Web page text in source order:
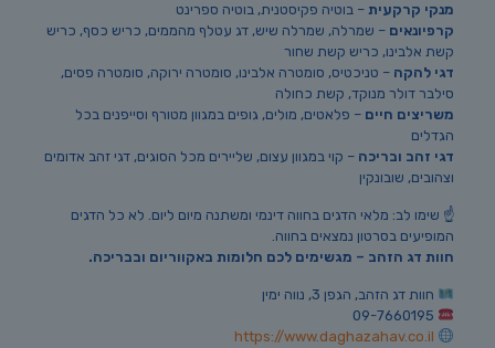
מנקי קרקעית– בוטיה פקיסטנית, בוטיה ספרינט
קרפיונאים – שמרלה, שמרלה שיש, דג עטלף מהממים, כריש כסף, כריש
קשת אלבינו, כריש קשת שחור
דגי להקה – טניכטיס, סומטרה אלבינו, סומטרה ירוקה, סומטרה פסים,
סילבר דולר מנוקד, קשת כחולה
משריצים חיים – פלאטים, מולים, גופים במגוון מטורף וסייפנים בכל
הגדלים
דגי זהב ובריכה – קוי במגוון עצום, שליירים מכל הסוגים, דגי זהב אדומים
וצהובים, שובונקין
☝️ שימו לב: מלאי הדגים בחווה דינמי ומשתנה מיום ליום. לא כל הדגים
המופיעים בסרטון נמצאים בחווה.
חוות דג הזהב – מגשימים לכם חלומות באקווריום ובבריכה.
חוות דג הזהב, הגפן 3, נווה ימין
https://www.daghazahav.co.il